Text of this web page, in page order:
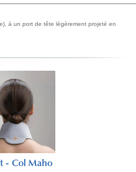
à un port de tête légèrement projeté en
- Col Maho